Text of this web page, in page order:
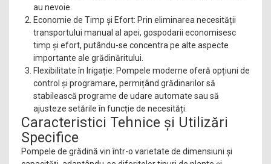
au nevoie.
Economie de Timp și Efort: Prin eliminarea necesității
transportului manual al apei, gospodarii economisesc
timp și efort, putându-se concentra pe alte aspecte
importante ale grădinăritului.
Flexibilitate în Irigație: Pompele moderne oferă opțiuni de
control și programare, permițând grădinarilor să
stabilească programe de udare automate sau să
ajusteze setările în funcție de necesități.
Caracteristici Tehnice și Utilizări
Specifice
Pompele de grădină vin într-o varietate de dimensiuni și